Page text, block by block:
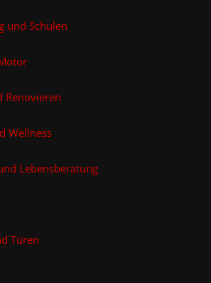
und Schulen
Renovieren
Wellness
Lebensberatung
Türen